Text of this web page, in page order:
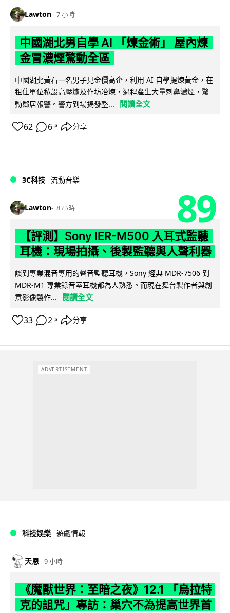
Lawton 7 小時
中國湖北男自學 AI 「煉金術」 屋內煉
金冒濃煙驚動全區
中國湖北黃石一名男子見金價高企，利用 AI 自學提煉黃金，在
租住單位私設高壓爐及作坊冶煉，過程產生大量刺鼻濃煙，驚
動鄰居報警。警方到場揭發整...
閱讀全文
62 6 ↗ 分享
3C科技 流動音樂
Lawton 8 小時 89
【評測】Sony IER-M500 入耳式監聽
耳機：現場拍攝、後製監聽與人聲利器
談到專業混音專用的聲音監聽耳機，Sony 經典 MDR-7506 到
MDR-M1 專業錄音室耳機都為人熟悉。而現在舞台製作者與創
意影像製作...
閱讀全文
33 2 ↗ 分享
ADVERTISEMENT
科技娛樂 遊戲情報
天恩 9 小時
《魔獸世界：至暗之夜》12.1 「烏拉特
克的詛咒」專訪：巢穴不為提高世界首